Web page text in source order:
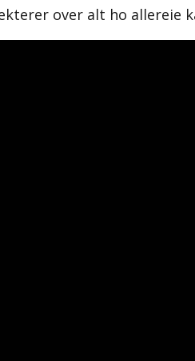
over alt ho allereie